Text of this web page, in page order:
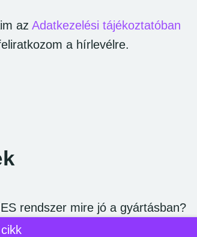
az Adatkezelési tájékoztatóban
a hírlevélre.
cikk